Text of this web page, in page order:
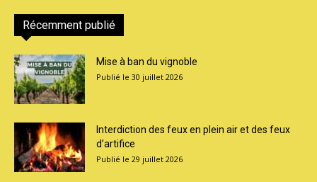
Récemment publié
Mise à ban du vignoble
30 juillet 2026
Interdiction des feux en plein air et des feux
d’artifice
29 juillet 2026